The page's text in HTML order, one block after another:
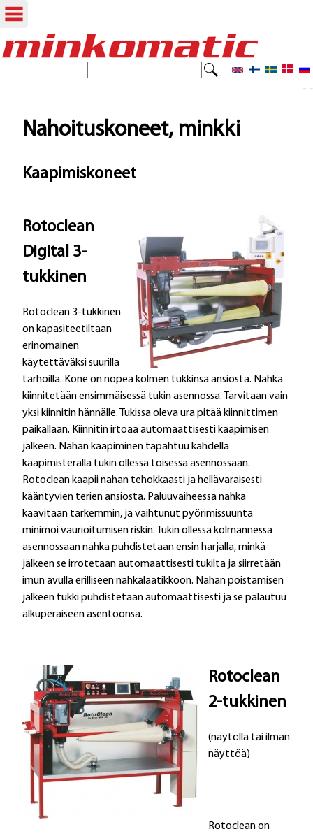
Hyppää
H
k
l
m
- -
Nahoituskoneet, minkki
Kaapimiskoneet
Rotoclean
Digital 3-
tukkinen
Rotoclean 3-tukkinen
on kapasiteetiltaan
erinomainen
käytettäväksi suurilla
tarhoilla. Kone on nopea kolmen tukkinsa ansiosta. Nahka
kiinnitetään ensimmäisessä tukin asennossa. Tarvitaan vain
yksi kiinnitin hännälle. Tukissa oleva ura pitää kiinnittimen
paikallaan. Kiinnitin irtoaa automaattisesti kaapimisen
jälkeen. Nahan kaapiminen tapahtuu kahdella
kaapimisterällä tukin ollessa toisessa asennossaan.
Rotoclean kaapii nahan tehokkaasti ja hellävaraisesti
kääntyvien terien ansiosta. Paluuvaiheessa nahka
kaavitaan tarkemmin, ja vaihtunut pyörimissuunta
minimoi vaurioitumisen riskin. Tukin ollessa kolmannessa
asennossaan nahka puhdistetaan ensin harjalla, minkä
jälkeen se irrotetaan automaattisesti tukilta ja siirretään
imun avulla erilliseen nahkalaatikkoon. Nahan poistamisen
jälkeen tukki puhdistetaan automaattisesti ja se palautuu
alkuperäiseen asentoonsa.
Rotoclean
2-tukkinen
(näytöllä tai ilman
näyttöä)
Rotoclean on